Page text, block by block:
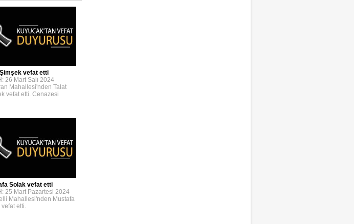
vefat etti
26 Mart Salı 2024
Mahallesi'nden Talat
vefat etti. Cenazesi
Solak vefat etti
25 Mart Pazartesi 2024
Mahallesi'nden Mustafa
etti.